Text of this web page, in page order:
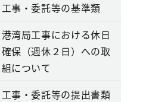
工事・委託等の基準類
港湾局工事における休日
確保（週休２日）への取
組について
工事・委託等の提出書類